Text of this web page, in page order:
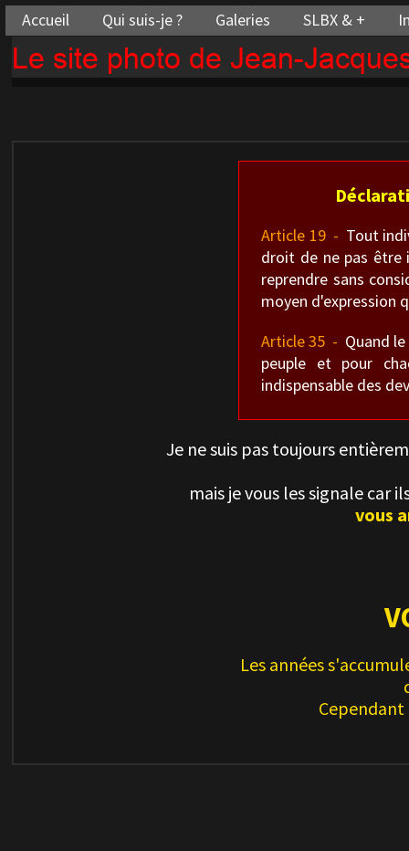
Le site photo de Jean-
Accueil Qui suis-je ? Galeries SLBX & +
Article 19 - Tout
droit de ne pas être
reprendre sans
moyen d'expression
Article 35 - Quand
peuple et pour
indispensable des
Je ne suis pas toujours
mais je vous les signale car
vous
Les années